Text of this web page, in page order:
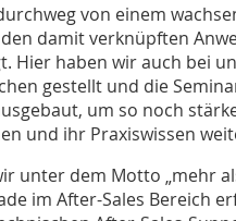
von einem
damit verknüpften
Hier haben wir auch bei
gestellt und die
um so noch
und ihr Praxiswissen
unter dem Motto „mehr
im After-Sales Bereich